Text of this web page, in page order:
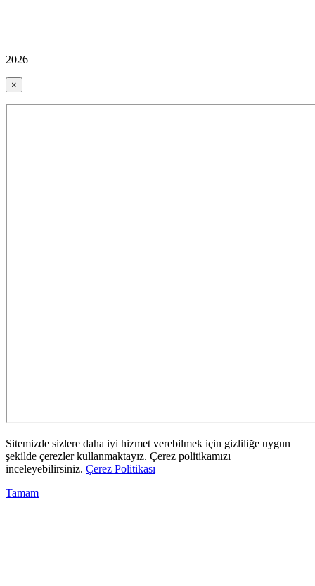
2026
×
Sitemizde sizlere daha iyi hizmet verebilmek için gizliliğe uygun
şekilde çerezler kullanmaktayız. Çerez politikamızı
inceleyebilirsiniz. Çerez Politikası
Tamam